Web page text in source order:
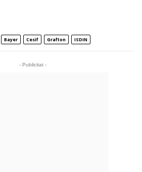
Bayer Cesif Grafton ISDIN
- Publicitat -